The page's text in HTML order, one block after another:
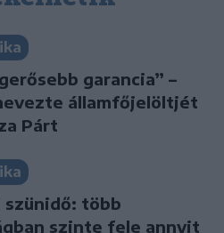
garancia” –
államfőjelöltjét
Párt
szünidő: több
szinte fele annyit